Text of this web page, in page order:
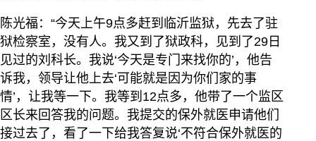
陈光福：“今天上午9点多赶到临沂监狱，先去了驻
狱检察室，没有人。我又到了狱政科，见到了29日
见过的刘科长。我说‘今天是专门来找你的’，他告
诉我，领导让他上去‘可能就是因为你们家的事
情’，让我等一下。我等到12点多，他带了一个监区
区长来回答我的问题。我提交的保外就医申请他们
接过去了，看了一下给我答复说‘不符合保外就医的